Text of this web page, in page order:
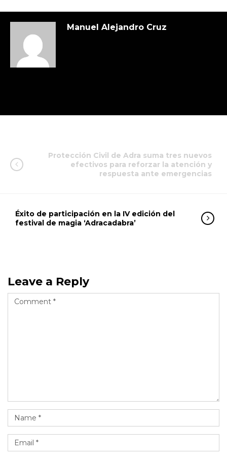
Manuel Alejandro Cruz
Protección Civil de Adra suma tres nuevos
efectivos para reforzar la atención y
respuesta ante emergencias
Éxito de participación en la IV edición del
festival de magia ‘Adracadabra’
Leave a Reply